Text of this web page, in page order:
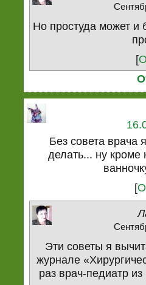
Но простуда может и
[
Без совета врача
делать... ну кроме
[
Эти советы я
журнале
раз врач-педиатр